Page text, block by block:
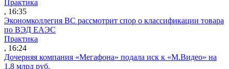
Практика
, 16:35
Экономколлегия ВС рассмотрит спор о классификации товара
по ВЭД ЕАЭС
Практика
, 16:24
Дочерняя компания «Мегафона» подала иск к «М.Видео» на
1,8 млрд руб.